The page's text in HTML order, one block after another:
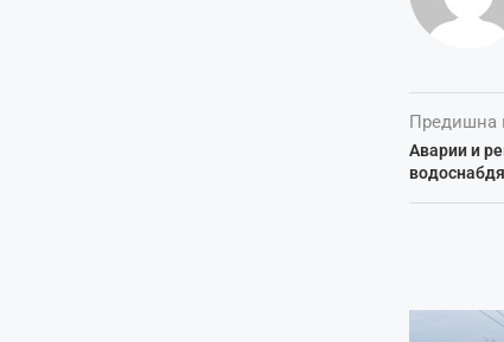
Предишна
Аварии и